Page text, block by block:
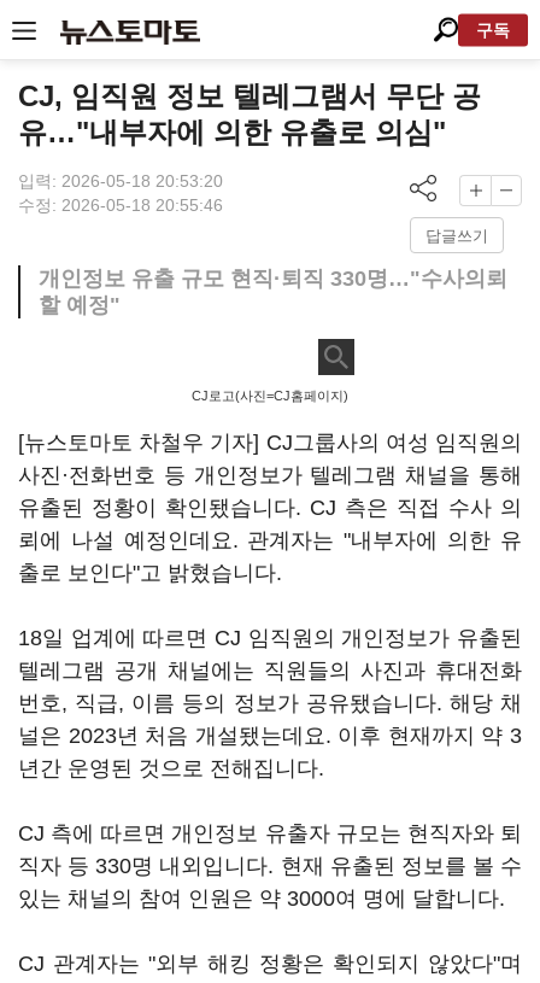
구독
CJ, 임직원 정보 텔레그램서 무단 공
유…"내부자에 의한 유출로 의심"
입력: 2026-05-18 20:53:20
수정: 2026-05-18 20:55:46
답글쓰기
개인정보 유출 규모 현직·퇴직 330명…"수사의뢰
할 예정"
CJ로고(사진=CJ홈페이지)
[뉴스토마토 차철우 기자] CJ그룹사의 여성 임직원의
사진·전화번호 등 개인정보가 텔레그램 채널을 통해
유출된 정황이 확인됐습니다. CJ 측은 직접 수사 의
뢰에 나설 예정인데요. 관계자는 "내부자에 의한 유
출로 보인다"고 밝혔습니다.
18일 업계에 따르면 CJ 임직원의 개인정보가 유출된
텔레그램 공개 채널에는 직원들의 사진과 휴대전화
번호, 직급, 이름 등의 정보가 공유됐습니다. 해당 채
널은 2023년 처음 개설됐는데요. 이후 현재까지 약 3
년간 운영된 것으로 전해집니다.
CJ 측에 따르면 개인정보 유출자 규모는 현직자와 퇴
직자 등 330명 내외입니다. 현재 유출된 정보를 볼 수
있는 채널의 참여 인원은 약 3000여 명에 달합니다.
CJ 관계자는 "외부 해킹 정황은 확인되지 않았다"며